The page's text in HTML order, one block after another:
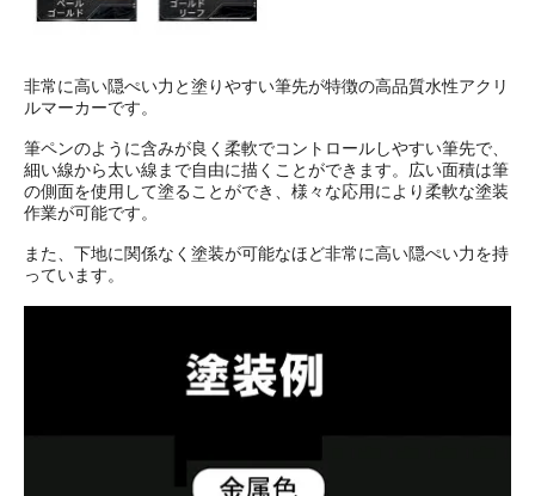
非常に高い隠ぺい力と塗りやすい筆先が特徴の高品質水性アクリ
ルマーカーです。
筆ペンのように含みが良く柔軟でコントロールしやすい筆先で、
細い線から太い線まで自由に描くことができます。広い面積は筆
の側面を使用して塗ることができ、様々な応用により柔軟な塗装
作業が可能です。
また、下地に関係なく塗装が可能なほど非常に高い隠ぺい力を持
っています。